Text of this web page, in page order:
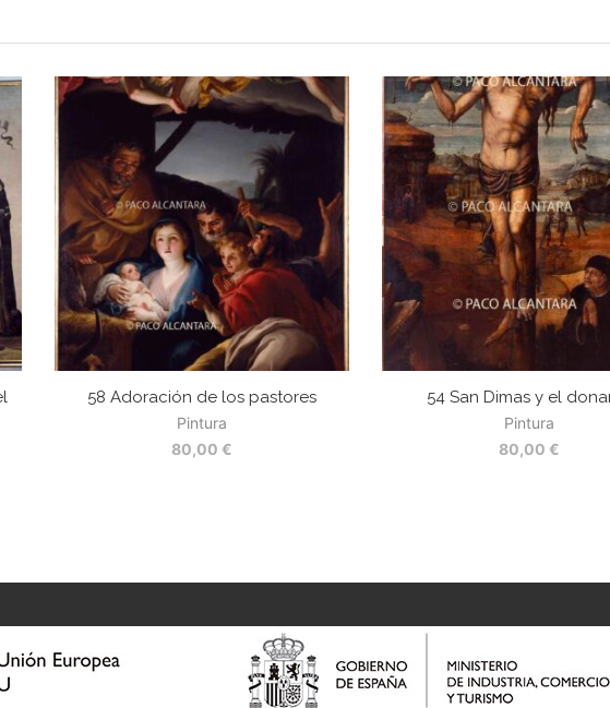
58 Adoración de los pastores
Pintura
80,00 €
54 San Dimas y el
Pintura
80,00 €